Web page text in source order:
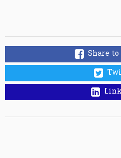
Share to